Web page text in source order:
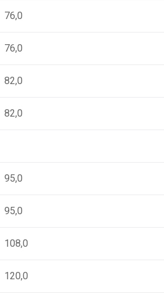
76,0
76,0
82,0
82,0
95,0
95,0
108,0
120,0